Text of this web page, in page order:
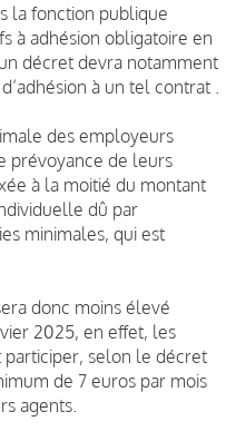
la fonction publique
à adhésion obligatoire en
décret devra notamment
à un tel contrat .
des employeurs
prévoyance de leurs
à la moitié du montant
dû par
minimales, qui est
donc moins élevé
2025, en effet, les
selon le décret
de 7 euros par mois
agents.